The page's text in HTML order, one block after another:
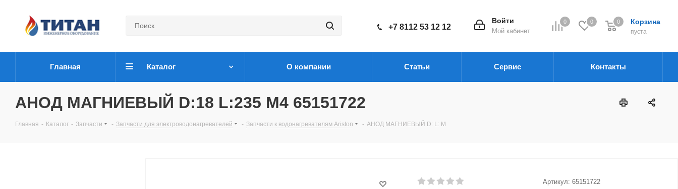
0 0 Корзина
пуста
0
Войти
Мой кабинет
+7 8112 53 12 12
Главная Каталог О компании Статьи Сервис Контакты
АНОД МАГНИЕВЫЙ D:18 L:235 M4 65151722
Главная - Каталог - Запчасти - Запчасти для электроводонагревателей - Запчасти к водонагревателям Ariston - АНОД МАГНИЕВЫЙ D: L: M
Артикул: 65151722